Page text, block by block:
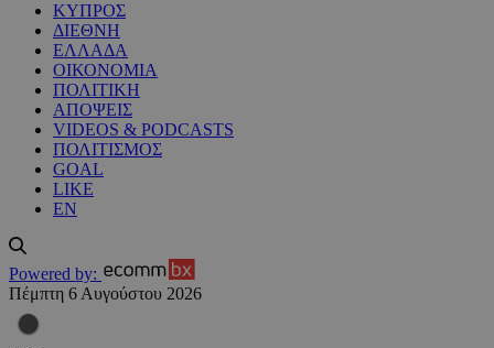
ΚΥΠΡΟΣ
ΔΙΕΘΝΗ
ΕΛΛΑΔΑ
ΟΙΚΟΝΟΜΙΑ
ΠΟΛΙΤΙΚΗ
ΑΠΟΨΕΙΣ
VIDEOS & PODCASTS
ΠΟΛΙΤΙΣΜΟΣ
GOAL
LIKE
EN
Powered by:
Πέμπτη 6 Αυγούστου 2026